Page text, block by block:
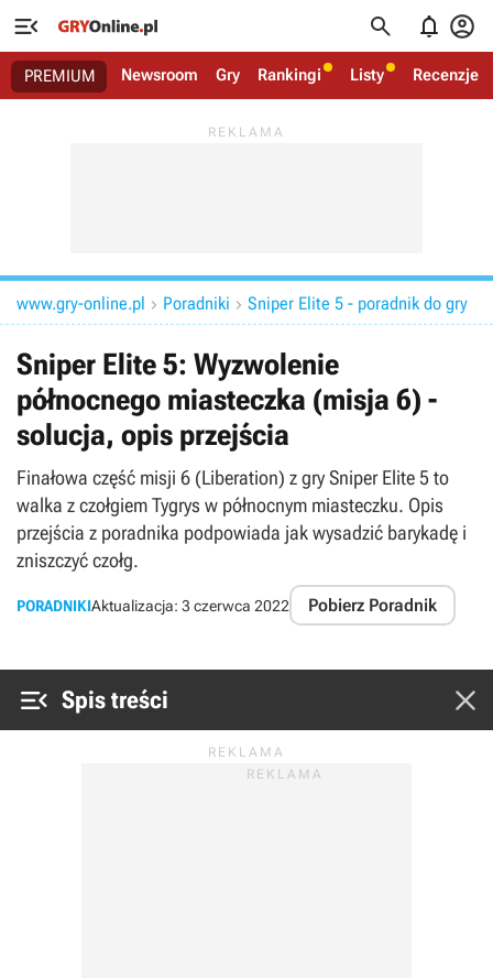
   
PREMIUM Newsroom Gry Rankingi Listy Recenzje
www.gry-online.pl  Poradniki  Sniper Elite 5 - poradnik do gry
Sniper Elite 5: Wyzwolenie
północnego miasteczka (misja 6) -
solucja, opis przejścia
Finałowa część misji 6 (Liberation) z gry Sniper Elite 5 to
walka z czołgiem Tygrys w północnym miasteczku. Opis
przejścia z poradnika podpowiada jak wysadzić barykadę i
zniszczyć czołg.
PORADNIKIAktualizacja: 3 czerwca 2022 Pobierz Poradnik
 Spis treści 